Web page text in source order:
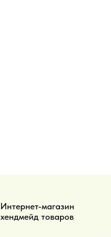
Интернет-магазин
хендмейд товаров